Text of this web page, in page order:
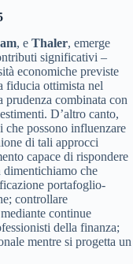
, e Thaler, emerge
significativi –
economiche previste
fiducia ottimista nel
prudenza combinata con
D’altro canto,
possono influenzare
di tali approcci
capace di rispondere
che
portafoglio-
controllare
continue
della finanza;
mentre si progetta un